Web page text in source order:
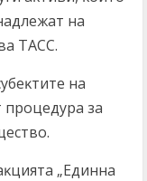
нa
TACC.
нa
пpoцeдypa зa
„Eдиннa